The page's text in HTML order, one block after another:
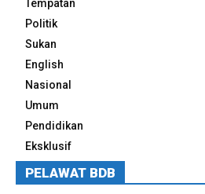
Tempatan
Politik
Sukan
English
Nasional
Umum
Pendidikan
Eksklusif
PELAWAT BDB